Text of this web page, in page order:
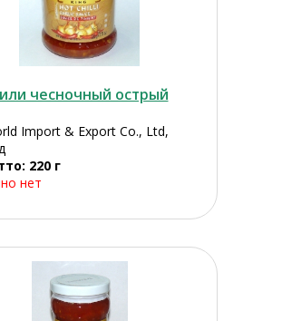
чесночный острый
Import & Export Co., Ltd,
220 г
нет